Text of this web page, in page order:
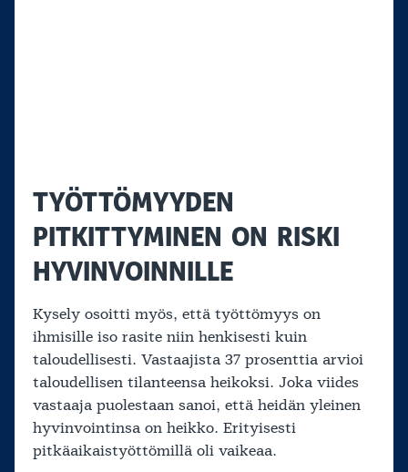
TYÖTTÖMYYDEN
PITKITTYMINEN ON RISKI
HYVINVOINNILLE
Kysely osoitti myös, että työttömyys on
ihmisille iso rasite niin henkisesti kuin
taloudellisesti. Vastaajista 37 prosenttia arvioi
taloudellisen tilanteensa heikoksi. Joka viides
vastaaja puolestaan sanoi, että heidän yleinen
hyvinvointinsa on heikko. Erityisesti
pitkäaikaistyöttömillä oli vaikeaa.